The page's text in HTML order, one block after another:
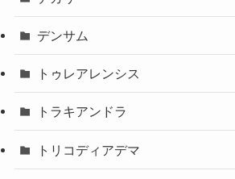
デンサム
トゥレアレンシス
トラキアンドラ
トリコディアデマ